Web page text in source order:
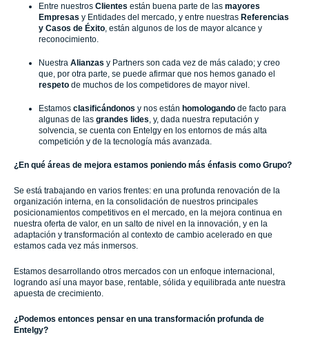
Entre nuestros Clientes están buena parte de las mayores
Empresas y Entidades del mercado, y entre nuestras Referencias
y Casos de Éxito , están algunos de los de mayor alcance y
reconocimiento.
Nuestra Alianzas y Partners son cada vez de más calado; y creo
que, por otra parte, se puede afirmar que nos hemos ganado el
respeto de muchos de los competidores de mayor nivel.
Estamos clasificándonos y nos están homologando de facto para
algunas de las grandes lides , y, dada nuestra reputación y
solvencia, se cuenta con Entelgy en los entornos de más alta
competición y de la tecnología más avanzada.
¿En qué áreas de mejora estamos poniendo más énfasis como Grupo?
Se está trabajando en varios frentes: en una profunda renovación de la
organización interna, en la consolidación de nuestros principales
posicionamientos competitivos en el mercado, en la mejora continua en
nuestra oferta de valor, en un salto de nivel en la innovación, y en la
adaptación y transformación al contexto de cambio acelerado en que
estamos cada vez más inmersos.
Estamos desarrollando otros mercados con un enfoque internacional,
logrando así una mayor base, rentable, sólida y equilibrada ante nuestra
apuesta de crecimiento.
¿Podemos entonces pensar en una transformación profunda de
Entelgy?